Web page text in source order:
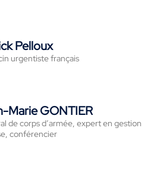
Pelloux
urgentiste français
Marie GONTIER
de corps d’armée, expert en gestion
conférencier